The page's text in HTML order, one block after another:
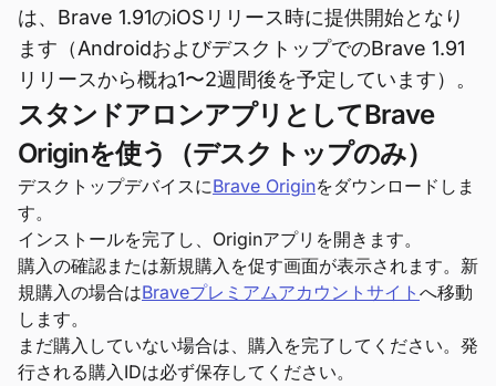
は、Brave 1.91のiOSリリース時に提供開始となり
ます（AndroidおよびデスクトップでのBrave 1.91
リリースから概ね1〜2週間後を予定しています）。
スタンドアロンアプリとしてBrave
Originを使う（デスクトップのみ）
デスクトップデバイスにBrave Originをダウンロードしま
す。
インストールを完了し、Originアプリを開きます。
購入の確認または新規購入を促す画面が表示されます。新
規購入の場合はBraveプレミアムアカウントサイト へ移動
します。
まだ購入していない場合は、購入を完了してください。発
行される購入IDは必ず保存してください。